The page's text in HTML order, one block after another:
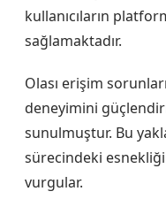
kullanıcıların
sağlamaktadır.
Olası erişim
deneyimini
sunulmuştur. Bu
sürecindeki
vurgular.